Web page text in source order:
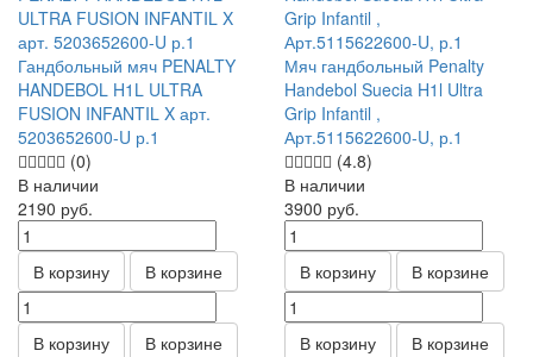
Гандбольный мяч PENALTY
HANDEBOL H1L ULTRA
FUSION INFANTIL X арт.
5203652600-U р.1
(0)
В наличии
2190 руб.
В корзину В корзине
В корзину В корзине
Мяч гандбольный Penalty
Handebol Suecia H1l Ultra
Grip Infantil ,
Арт.5115622600-U, р.1
(4.8)
В наличии
3900 руб.
В корзину В корзине
В корзину В корзине